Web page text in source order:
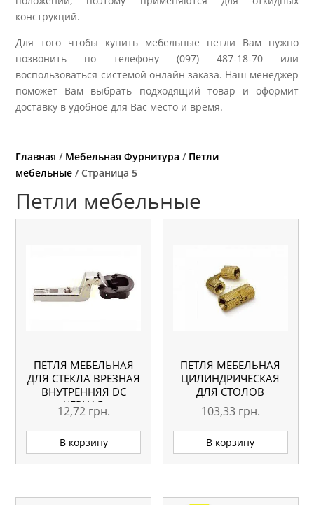
конструкций.
Для того чтобы купить мебельные петли Вам нужно
позвонить по телефону (097) 487-18-70 или
воспользоваться системой онлайн заказа. Наш менеджер
поможет Вам выбрать подходящий товар и оформит
доставку в удобное для Вас место и время.
Главная / Мебельная Фурнитура / Петли
мебельные / Страница 5
Петли мебельные
ПЕТЛЯ МЕБЕЛЬНАЯ
ДЛЯ СТЕКЛА ВРЕЗНАЯ
ВНУТРЕННЯЯ DC
ЧЕРНАЯ
12,72 грн.
В корзину
ПЕТЛЯ МЕБЕЛЬНАЯ
ЦИЛИНДРИЧЕСКАЯ
ДЛЯ СТОЛОВ
103,33 грн.
В корзину